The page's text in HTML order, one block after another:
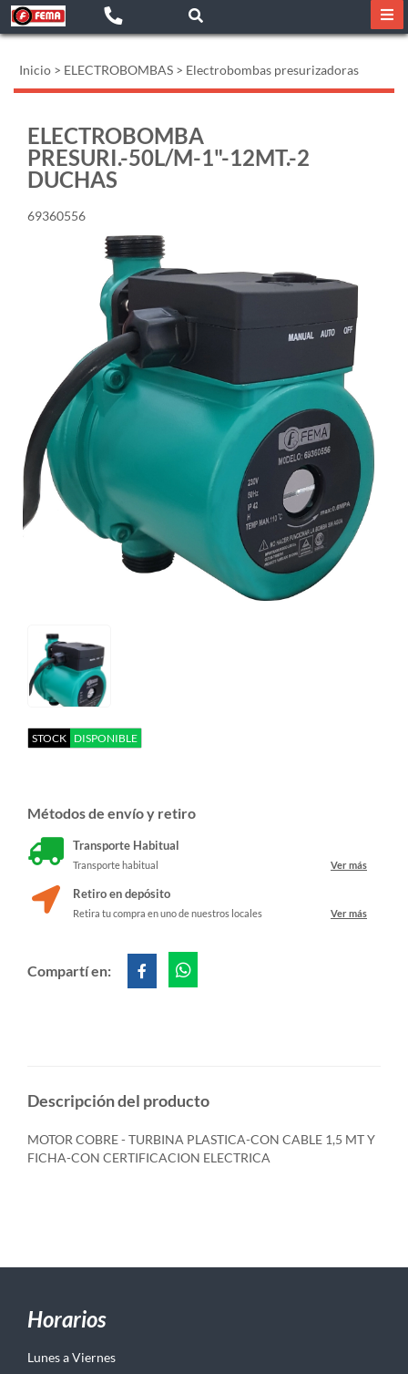
Inicio > ELECTROBOMBAS > Electrobombas presurizadoras
ELECTROBOMBA
PRESURI.-50L/M-1"-12MT.-2
DUCHAS
69360556
STOCK DISPONIBLE
Métodos de envío y retiro
Transporte Habitual
Transporte habitual Ver más
Retiro en depósito
Retira tu compra en uno de nuestros locales Ver más
Compartí en:
Descripción del producto
MOTOR COBRE - TURBINA PLASTICA-CON CABLE 1,5 MT Y
FICHA-CON CERTIFICACION ELECTRICA
Horarios
Lunes a Viernes